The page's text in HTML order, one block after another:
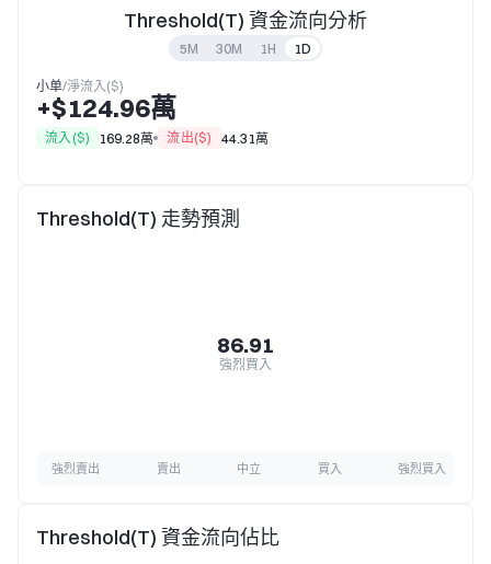
Threshold(T) 資金流向分析
5M 30M 1H 1D
小单/淨流入($)
+$124.96萬
流入($) 169.28萬 流出($) 44.31萬
Threshold(T) 走勢預測
86.91
強烈買入
強烈賣出 賣出 中立 買入 強烈買入
Threshold(T) 資金流向佔比